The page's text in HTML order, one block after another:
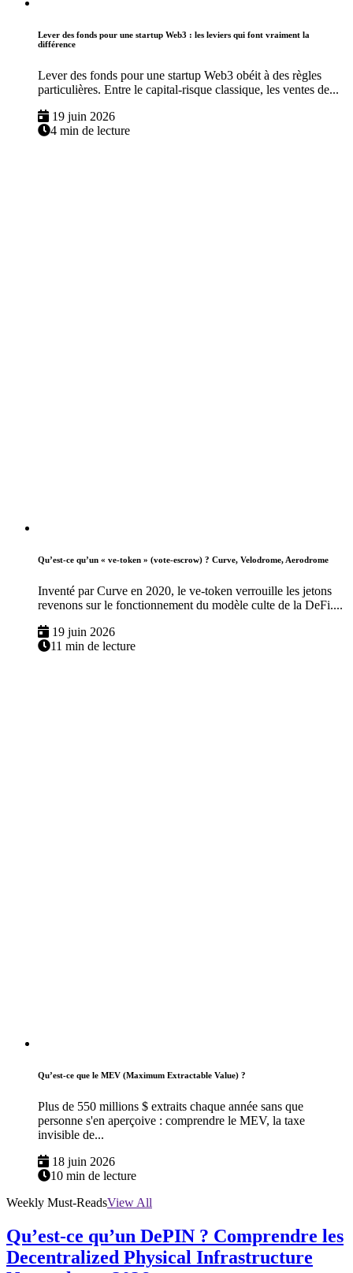
Lever des fonds pour une startup Web3 : les leviers qui font vraiment la
différence
Lever des fonds pour une startup Web3 obéit à des règles
particulières. Entre le capital-risque classique, les ventes de...
19 juin 2026
4 min de lecture
Qu’est-ce qu’un « ve-token » (vote-escrow) ? Curve, Velodrome, Aerodrome
Inventé par Curve en 2020, le ve-token verrouille les jetons
revenons sur le fonctionnement du modèle culte de la DeFi....
19 juin 2026
11 min de lecture
Qu’est-ce que le MEV (Maximum Extractable Value) ?
Plus de 550 millions $ extraits chaque année sans que
personne s'en aperçoive : comprendre le MEV, la taxe
invisible de...
18 juin 2026
10 min de lecture
Weekly Must-ReadsView All
Qu’est-ce qu’un DePIN ? Comprendre les
Decentralized Physical Infrastructure